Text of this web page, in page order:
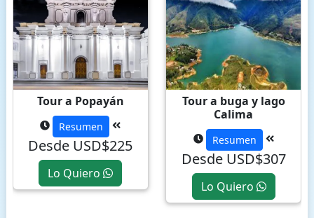
Tour a Popayán
Resumen
Desde USD$225
Lo Quiero
Tour a buga y lago
Calima
Resumen
Desde USD$307
Lo Quiero